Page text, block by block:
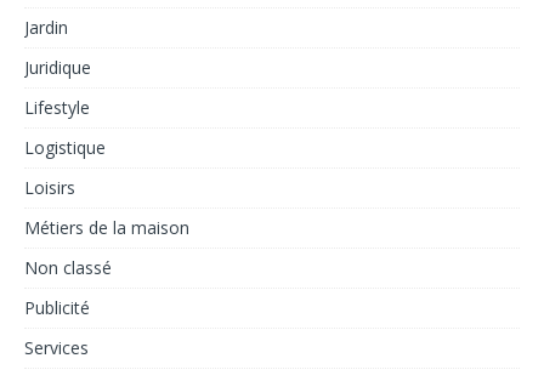
Jardin
Juridique
Lifestyle
Logistique
Loisirs
Métiers de la maison
Non classé
Publicité
Services